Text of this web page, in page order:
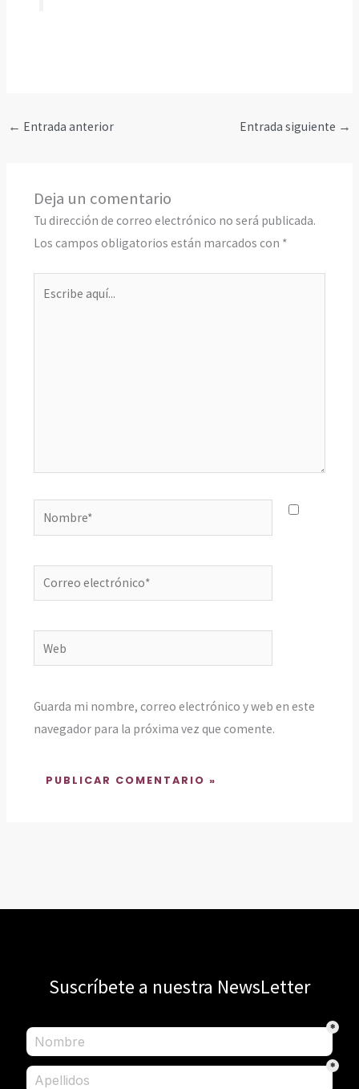
← Entrada anterior Entrada siguiente →
Deja un comentario
Tu dirección de correo electrónico no será publicada.
Los campos obligatorios están marcados con *
Nombre*
Correo
electrónico*
Web
Guarda mi nombre, correo electrónico y web en este
navegador para la próxima vez que comente.
Suscríbete a nuestra NewsLetter